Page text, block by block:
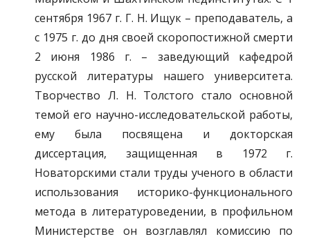
сентября 1967 г. Г. Н. Ищук – преподаватель, а
с 1975 г. до дня своей скоропостижной смерти
2 июня 1986 г. – заведующий кафедрой
русской литературы нашего университета.
Творчество Л. Н. Толстого стало основной
темой его научно-исследовательской работы,
ему была посвящена и докторская
диссертация, защищенная в 1972 г.
Новаторскими стали труды ученого в области
использования историко-функционального
метода в литературоведении, в профильном
Министерстве он возглавлял комиссию по